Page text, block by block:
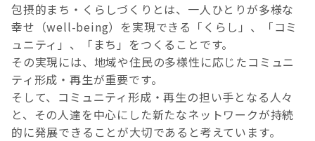
包摂的まち・くらしづくりとは、一人ひとりが多様な
幸せ（well-being）を実現できる「くらし」、「コミ
ュニティ」、「まち」をつくることです。
その実現には、地域や住民の多様性に応じたコミュニ
ティ形成・再生が重要です。
そして、コミュニティ形成・再生の担い手となる人々
と、その人達を中心にした新たなネットワークが持続
的に発展できることが大切であると考えています。